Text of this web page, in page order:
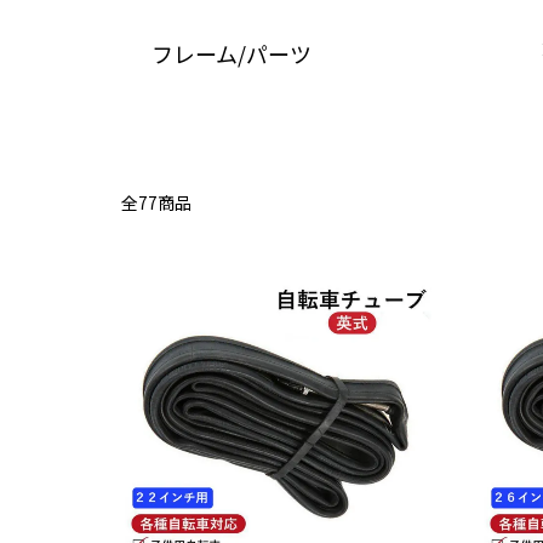
フレーム/パーツ
全77商品